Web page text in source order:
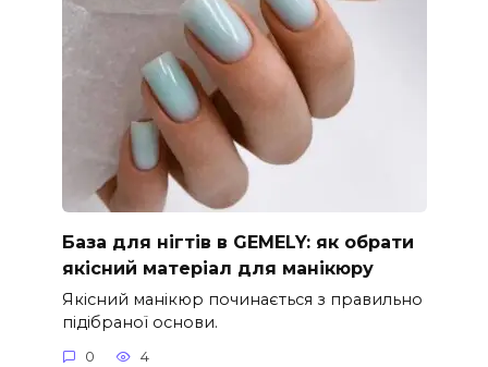
База для нігтів в GEMELY: як обрати
якісний матеріал для манікюру
Якісний манікюр починається з правильно
підібраної основи.
0 4